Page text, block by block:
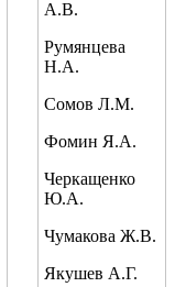
А.В.
Румянцева
Н.А.
Сомов Л.М.
Фомин Я.А.
Черкащенко
Ю.А.
Чумакова Ж.В.
Якушев А.Г.